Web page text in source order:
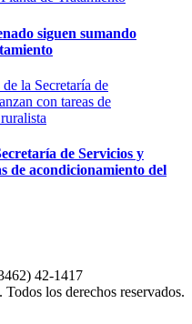
siguen sumando
de Servicios y
de acondicionamiento del
42-1417
los derechos reservados.